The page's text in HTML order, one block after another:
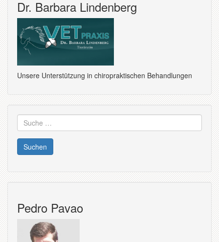
Dr. Barbara Lindenberg
Unsere Unterstützung in chiropraktischen Behandlungen
Suche
nach:
Pedro Pavao